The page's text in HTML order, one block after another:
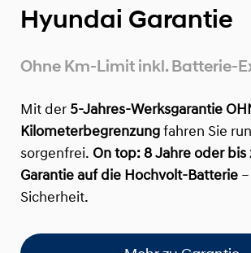
Hyundai Garantie
Ohne Km-Limit inkl. Batterie-
Mit der 5-Jahres-Werksgarantie
Kilometerbegrenzung fahren Sie
sorgenfrei. On top: 8 Jahre oder bis
Garantie auf die Hochvolt-Batterie
Sicherheit.